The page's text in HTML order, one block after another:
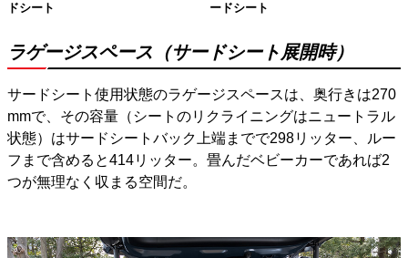
ドシート
ードシート
ラゲージスペース（サードシート展開時）
サードシート使用状態のラゲージスペースは、奥行きは270
mmで、その容量（シートのリクライニングはニュートラル
状態）はサードシートバック上端までで298リッター、ルー
フまで含めると414リッター。畳んだベビーカーであれば2
つが無理なく収まる空間だ。